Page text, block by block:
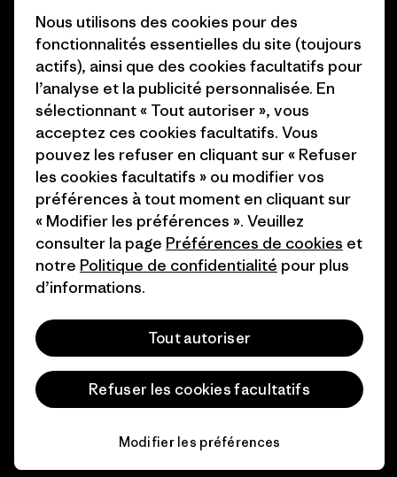
Objectifs climatiques
1% For The Planet
Comment nous
finançons
Cartes cadeaux
Nos magasins
Presse et media
Industry program
Programme d’affiliation
Patagonia Luxembourg Plan du
site
© 2026 Patagonia, Inc. All Rights Reserved.
Nous utilisons des cookies pour des
fonctionnalités essentielles du site (toujours
actifs), ainsi que des cookies facultatifs pour
l’analyse et la publicité personnalisée. En
sélectionnant « Tout autoriser », vous
acceptez ces cookies facultatifs. Vous
pouvez les refuser en cliquant sur « Refuser
les cookies facultatifs » ou modifier vos
préférences à tout moment en cliquant sur
« Modifier les préférences ». Veuillez
consulter la page Préférences de cookies et
notre Politique de confidentialité pour plus
d’informations.
Tout autoriser
Refuser les cookies facultatifs
Modifier les préférences